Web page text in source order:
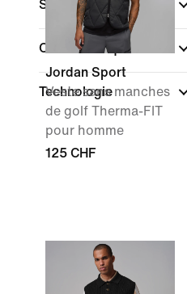
Style
Caractéristiques
Technologie
Jordan Sport
Veste sans manches
de golf Therma-FIT
pour homme
125 CHF